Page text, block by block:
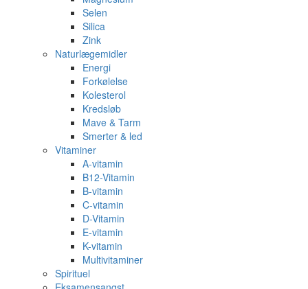
Selen
Silica
Zink
Naturlægemidler
Energi
Forkølelse
Kolesterol
Kredsløb
Mave & Tarm
Smerter & led
Vitaminer
A-vitamin
B12-Vitamin
B-vitamin
C-vitamin
D-Vitamin
E-vitamin
K-vitamin
Multivitaminer
Spirituel